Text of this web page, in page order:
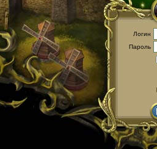
Логин
Пароль